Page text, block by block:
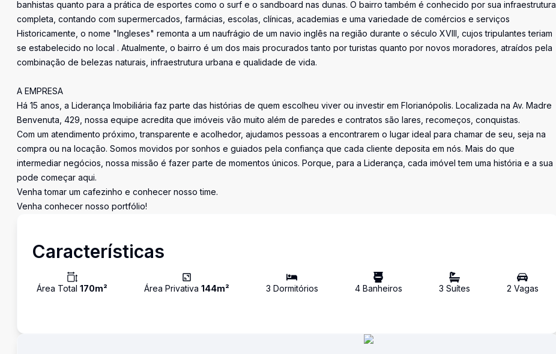
banhistas quanto para a prática de esportes como o surf e o sandboard nas dunas. O bairro também é conhecido por sua infraestrutura
completa, contando com supermercados, farmácias, escolas, clínicas, academias e uma variedade de comércios e serviços
Historicamente, o nome "Ingleses" remonta a um naufrágio de um navio inglês na região durante o século XVIII, cujos tripulantes teriam
se estabelecido no local . Atualmente, o bairro é um dos mais procurados tanto por turistas quanto por novos moradores, atraídos pela
combinação de belezas naturais, infraestrutura urbana e qualidade de vida.
A EMPRESA
Há 15 anos, a Liderança Imobiliária faz parte das histórias de quem escolheu viver ou investir em Florianópolis. Localizada na Av. Madre
Benvenuta, 429, nossa equipe acredita que imóveis vão muito além de paredes e contratos são lares, recomeços, conquistas.
Com um atendimento próximo, transparente e acolhedor, ajudamos pessoas a encontrarem o lugar ideal para chamar de seu, seja na
compra ou na locação. Somos movidos por sonhos e guiados pela confiança que cada cliente deposita em nós. Mais do que
intermediar negócios, nossa missão é fazer parte de momentos únicos. Porque, para a Liderança, cada imóvel tem uma história e a sua
pode começar aqui.
Venha tomar um cafezinho e conhecer nosso time.
Venha conhecer nosso portfólio!
Características
Área Total 170m² Área Privativa 144m² 3 Dormitórios 4Banheiros 3 Suítes 2 Vagas